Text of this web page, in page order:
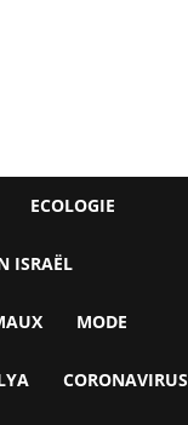
ECOLOGIE
ISRAËL
MODE
CORONAVIRUS